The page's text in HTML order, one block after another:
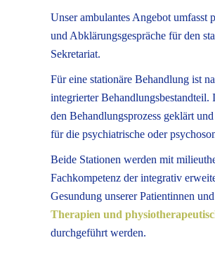
Unser ambulantes Angebot umfasst
und Abklärungsgespräche für den
Sekretariat.
Für eine stationäre Behandlung ist
integrierter
den Behandlungsprozess geklärt
für die psychiatrische oder
Beide Stationen werden mit
Fachkompetenz der integrativ
Gesundung unserer Patientinnen
Therapien und
durchgeführt werden.